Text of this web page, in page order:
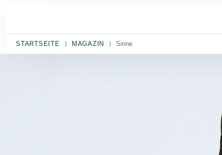
STARTSEITE MAGAZIN Sinne